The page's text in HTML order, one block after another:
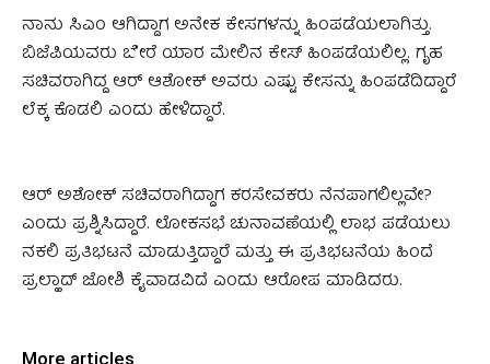
ನಾನು ಸಿಎಂ ಆಗಿದ್ದಾಗ ಅನೇಕ ಕೇಸಗಳನ್ನು ಹಿಂಪಡೆಯಲಾಗಿತ್ತು.
ಬಿಜೆಪಿಯವರು ಬೇರೆ ಯಾರ ಮೇಲಿನ ಕೇಸ್ ಹಿಂಪಡೆಯಲಿಲ್ಲ. ಗೃಹ
ಸಚಿವರಾಗಿದ್ದ ಆರ್ ಆಶೋಕ್ ಅವರು ಎಷ್ಟು ಕೇಸನ್ನು ಹಿಂಪಡೆದಿದ್ದಾರೆ
ಲೆಕ್ಕ ಕೊಡಲಿ ಎಂದು ಹೇಳಿದ್ದಾರೆ.
ಆರ್ ಅಶೋಕ್ ಸಚಿವರಾಗಿದ್ದಾಗ ಕರಸೇವಕರು ನೆನಪಾಗಲಿಲ್ಲವೇ?
ಎಂದು ಪ್ರಶ್ನಿಸಿದ್ದಾರೆ. ಲೋಕಸಭೆ ಚುನಾವಣೆಯಲ್ಲಿ ಲಾಭ ಪಡೆಯಲು
ನಕಲಿ ಪ್ರತಿಭಟನೆ ಮಾಡುತ್ತಿದ್ದಾರೆ ಮತ್ತು ಈ ಪ್ರತಿಭಟನೆಯ ಹಿಂದೆ
ಪ್ರಲ್ಹಾದ್ ಜೋಶಿ ಕೈವಾಡವಿದೆ ಎಂದು ಆರೋಪ ಮಾಡಿದರು.
More articles